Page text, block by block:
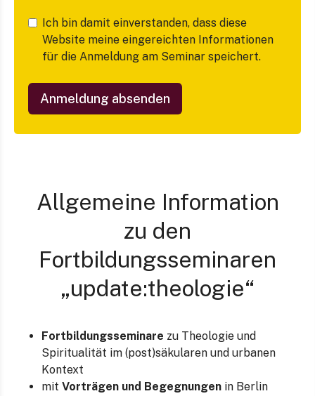
Ich bin damit einverstanden, dass diese
Website meine eingereichten Informationen
für die Anmeldung am Seminar speichert.
Anmeldung absenden
Allgemeine Information
zu den
Fortbildungsseminaren
„update:theologie“
Fortbildungsseminare zu Theologie und
Spiritualität im (post)säkularen und urbanen
Kontext
mitVorträgen und Begegnungen in Berlin